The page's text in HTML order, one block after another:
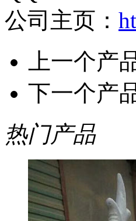
公司主页：
上一个产
下一个产
热门产品